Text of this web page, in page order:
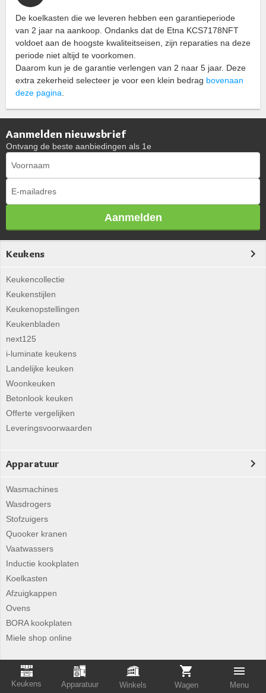
Keukens Apparatuur Winkels Wagen Menu
De koelkasten die we leveren hebben een garantieperiode
van 2 jaar na aankoop. Ondanks dat de Etna KCS7178NFT
voldoet aan de hoogste kwaliteitseisen, zijn reparaties na deze
periode niet altijd te voorkomen.
Daarom kun je de garantie verlengen van 2 naar 5 jaar. Deze
extra zekerheid selecteer je voor een klein bedrag bovenaan
deze pagina
Aanmelden nieuwsbrief
Ontvang de beste aanbiedingen als 1e
Aanmelden
Keukens
Keukencollectie
Keukenstijlen
Keukenopstellingen
Keukenbladen
next125
i-luminate keukens
Landelijke keuken
Woonkeuken
Betonlook keuken
Offerte vergelijken
Leveringsvoorwaarden
Apparatuur
Wasmachines
Wasdrogers
Stofzuigers
Quooker kranen
Vaatwassers
Inductie kookplaten
Koelkasten
Afzuigkappen
Ovens
BORA kookplaten
Miele shop online
Merken nieuws